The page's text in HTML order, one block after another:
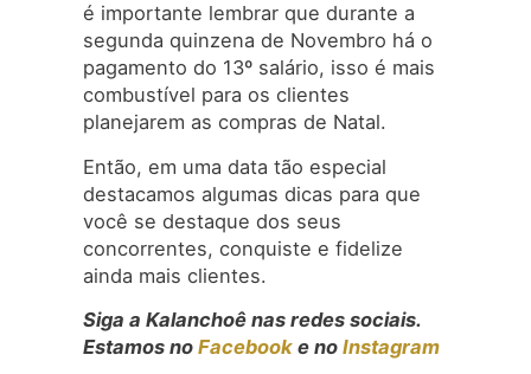
é importante lembrar que durante a
segunda quinzena de Novembro há o
pagamento do 13º salário, isso é mais
combustível para os clientes
planejarem as compras de Natal.
Então, em uma data tão especial
destacamos algumas dicas para que
você se destaque dos seus
concorrentes, conquiste e fidelize
ainda mais clientes.
Siga a Kalanchoê nas redes sociais.
Estamos no Facebook e no Instagram